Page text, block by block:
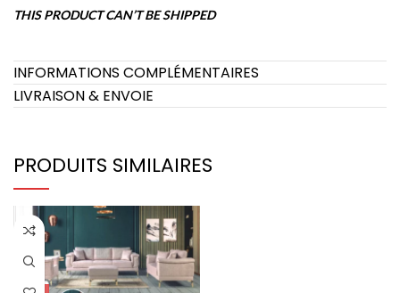
THIS PRODUCT CAN’T BE SHIPPED
INFORMATIONS COMPLÉMENTAIRES
LIVRAISON & ENVOIE
PRODUITS SIMILAIRES